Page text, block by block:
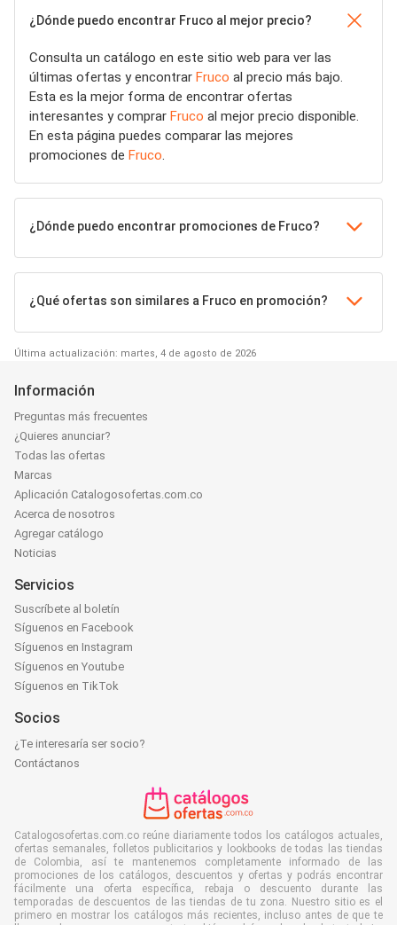
¿Dónde puedo encontrar Fruco al mejor precio?
Consulta un catálogo en este sitio web para ver las
últimas ofertas y encontrar Fruco al precio más bajo.
Esta es la mejor forma de encontrar ofertas
interesantes y comprar Fruco al mejor precio disponible.
En esta página puedes comparar las mejores
promociones de Fruco.
¿Dónde puedo encontrar promociones de Fruco?
¿Qué ofertas son similares a Fruco en promoción?
Última actualización: martes, 4 de agosto de 2026
Información
Preguntas más frecuentes
¿Quieres anunciar?
Todas las ofertas
Marcas
Aplicación Catalogosofertas.com.co
Acerca de nosotros
Agregar catálogo
Noticias
Servicios
Suscríbete al boletín
Síguenos en Facebook
Síguenos en Instagram
Síguenos en Youtube
Síguenos en TikTok
Socios
¿Te interesaría ser socio?
Contáctanos
Catalogosofertas.com.co reúne diariamente todos los catálogos actuales,
ofertas semanales, folletos publicitarios y lookbooks de todas las tiendas
de Colombia, así te mantenemos completamente informado de las
promociones de los catálogos, descuentos y ofertas y podrás encontrar
fácilmente una oferta específica, rebaja o descuento durante las
temporadas de descuentos de las tiendas de tu zona. Nuestro sitio es el
primero en mostrar los catálogos más recientes, incluso antes de que te